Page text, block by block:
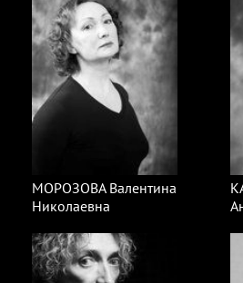
МОРОЗОВА Валентина
Николаевна